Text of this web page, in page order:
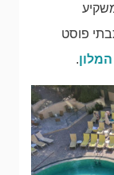
פוסט
.